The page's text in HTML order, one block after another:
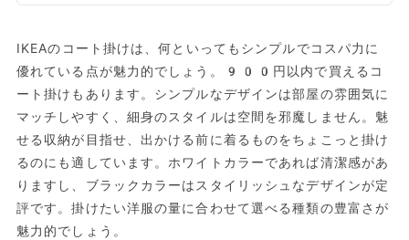
IKEAのコート掛けは、何といってもシンプルでコスパ力に
優れている点が魅力的でしょう。900円以内で買えるコ
ート掛けもあります。シンプルなデザインは部屋の雰囲気に
マッチしやすく、細身のスタイルは空間を邪魔しません。魅
せる収納が目指せ、出かける前に着るものをちょこっと掛け
るのにも適しています。ホワイトカラーであれば清潔感があ
りますし、ブラックカラーはスタイリッシュなデザインが定
評です。掛けたい洋服の量に合わせて選べる種類の豊富さが
魅力的でしょう。